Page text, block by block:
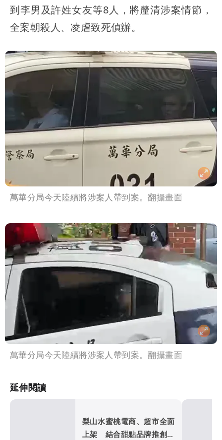
到李男及許姓女友等8人，將釐清涉案情節，
全案朝殺人、凌虐致死偵辦。
萬華分局今天陸續將涉案人帶到案。翻攝畫面
萬華分局今天陸續將涉案人帶到案。翻攝畫面
延伸閱讀
梨山水蜜桃電商、超市全面
上架 結合甜點品牌推創意